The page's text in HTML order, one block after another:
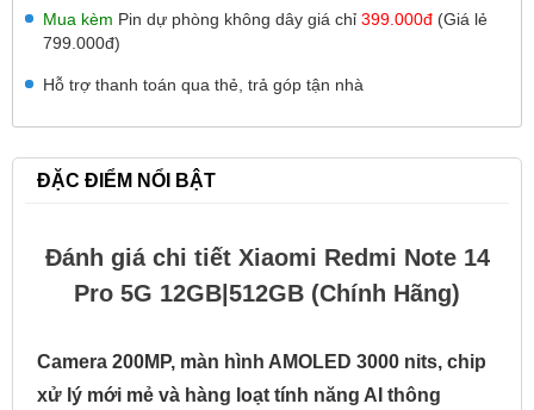
Mua kèm Pin dự phòng không dây giá chỉ 399.000đ (Giá lẻ
799.000đ)
Hỗ trợ thanh toán qua thẻ, trả góp tận nhà
ĐẶC ĐIỂM NỔI BẬT
Đánh giá chi tiết Xiaomi Redmi Note 14
Pro 5G 12GB|512GB (Chính Hãng)
Camera 200MP, màn hình AMOLED 3000 nits, chip
xử lý mới mẻ và hàng loạt tính năng AI thông